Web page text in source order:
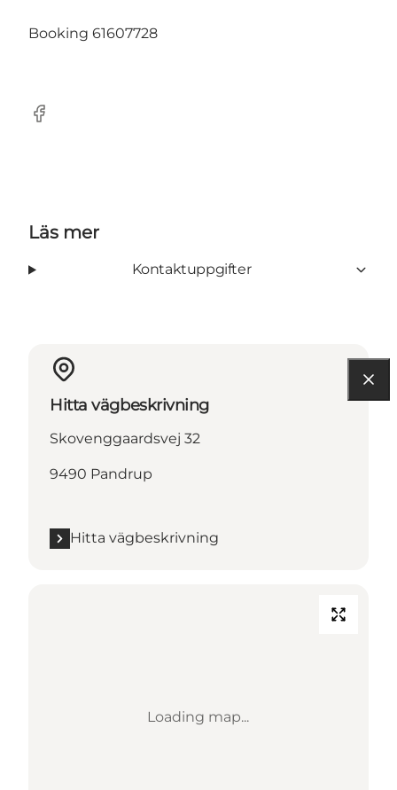
Booking 61607728
Facebook
Läs mer
Kontaktuppgifter
Hitta vägbeskrivning
Skovenggaardsvej 32
9490 Pandrup
Hitta vägbeskrivning
Loading map...